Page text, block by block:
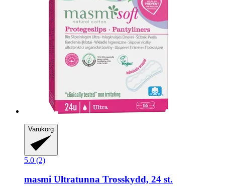
Varukorg
5.0 (2)
masmi Ultratunna Trosskydd, 24 st.